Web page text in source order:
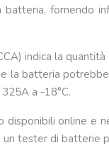
batteria, fornendo
indica la
la batteria
a -18°C.
online e
tester di batterie